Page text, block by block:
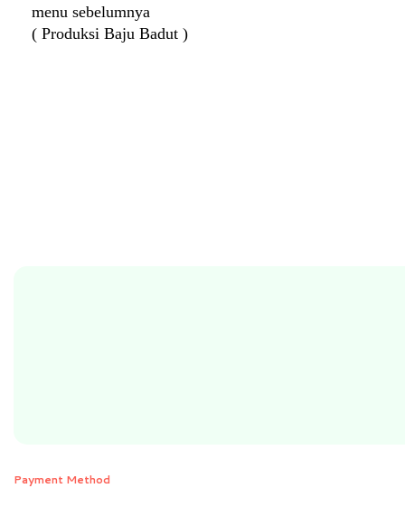
menu sebelumnya
( Produksi Baju Badut )
Payment Method